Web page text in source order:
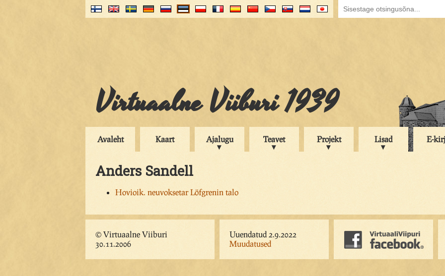
Virtuaalne Viiburi 1939
Avaleht Kaart Ajalugu Teavet Projekt Lisad E-
Anders Sandell
Hovioik. neuvoksetar Löfgrenin talo
© Virtuaalne Viiburi
30.11.2006
Uuendatud 2.9.2022
Muudatused